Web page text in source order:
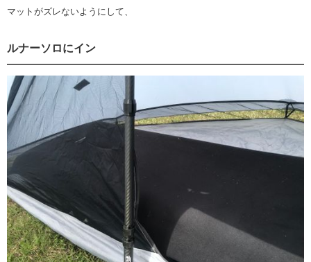
マットがズレないようにして、
ルナーソロにイン